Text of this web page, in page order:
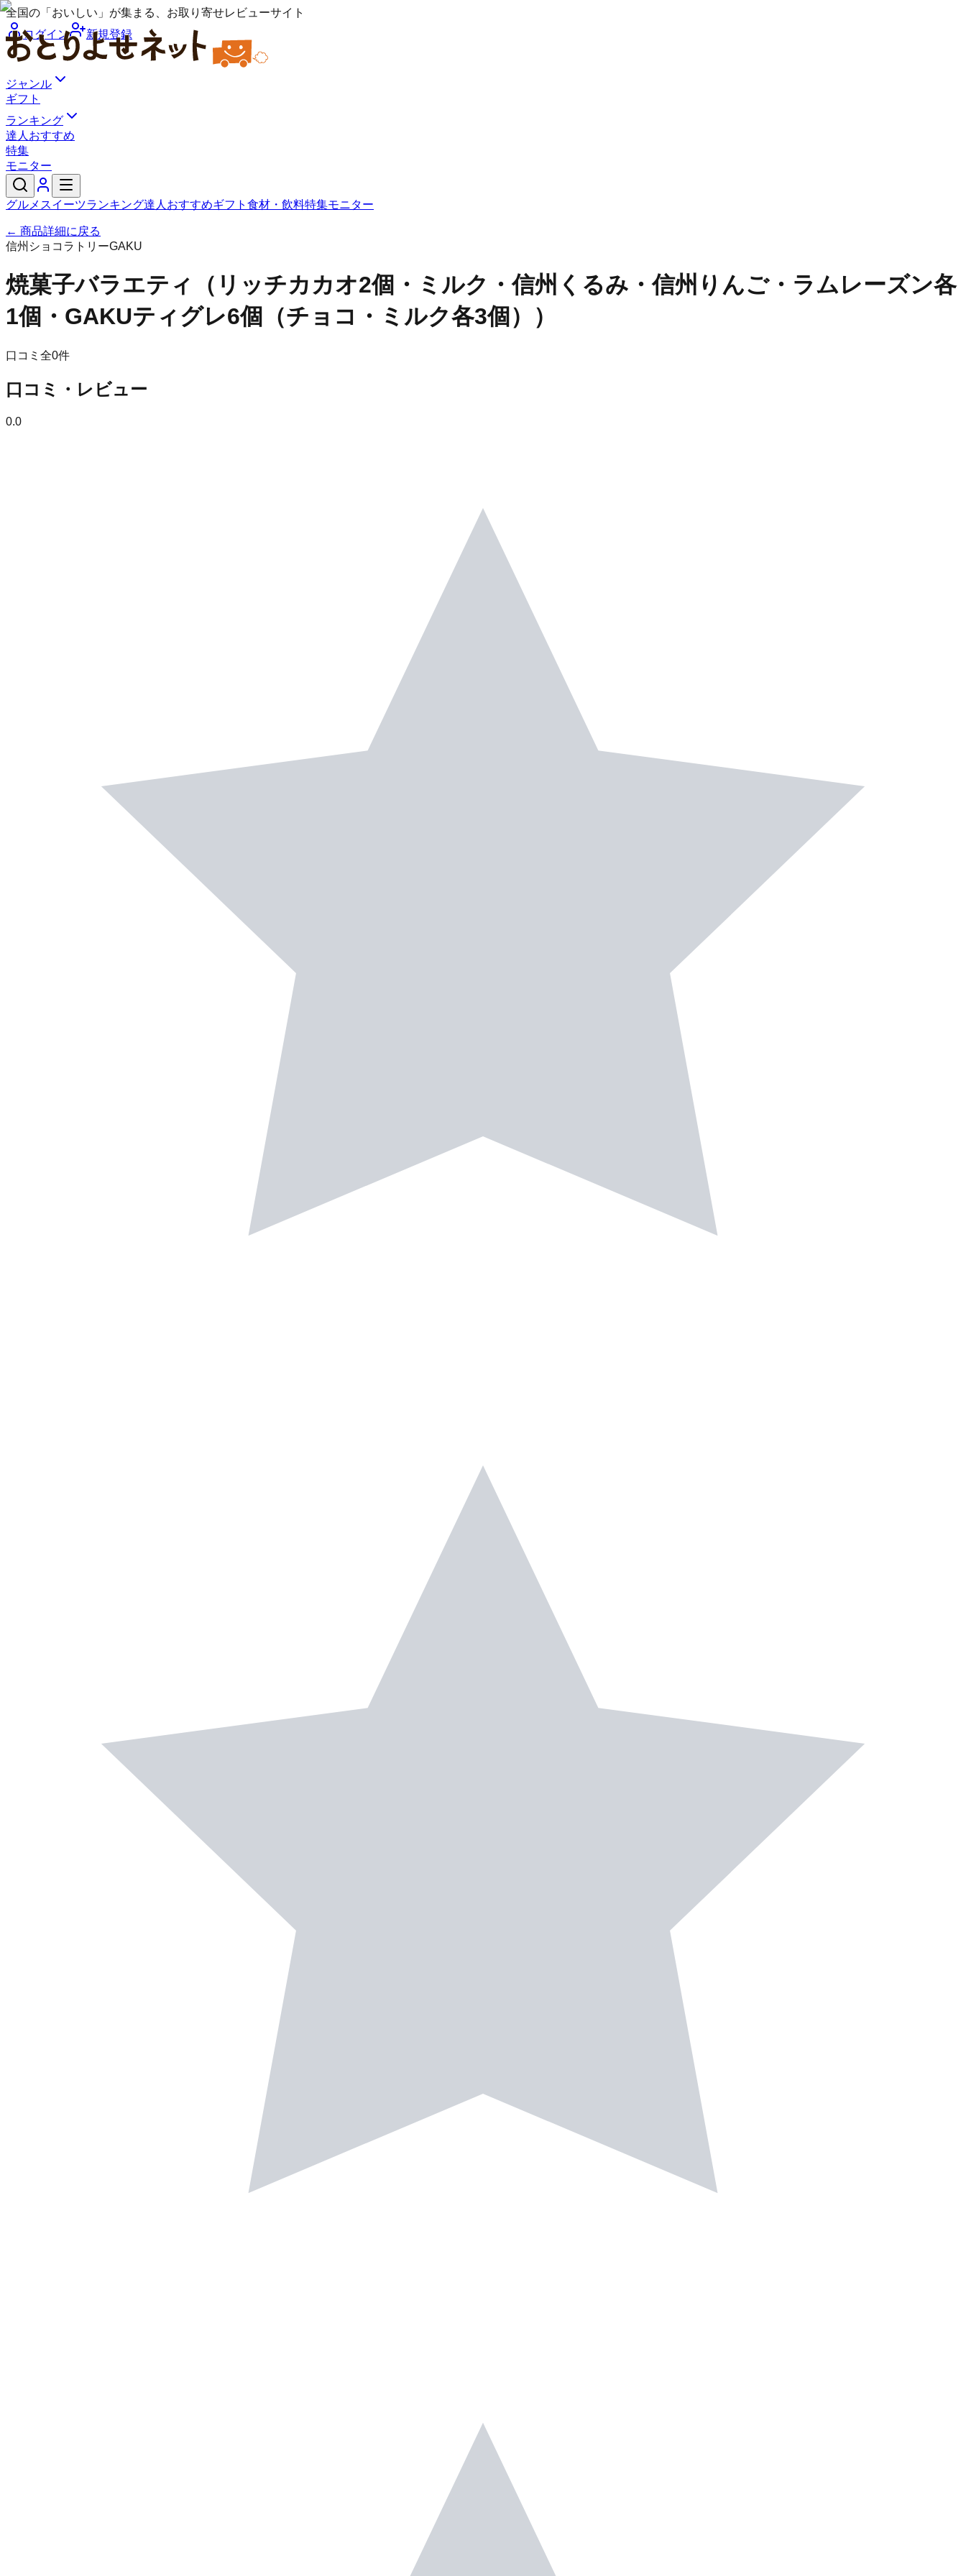
全国の「おいしい」が集まる、お取り寄せレビューサイト
ログイン
新規登録
ジャンル
ギフト
ランキング
達人おすすめ
特集
モニター
グルメ スイーツランキング達人おすすめギフト 食材・飲料特集モニター
← 商品詳細に戻る
信州ショコラトリーGAKU
焼菓子バラエティ（リッチカカオ2個・ミルク・信州くるみ・信州りんご・ラムレーズン各
1個・GAKUティグレ6個（チョコ・ミルク各3個））
口コミ全0件
口コミ・レビュー
0.0